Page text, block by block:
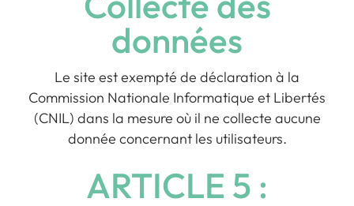
données
Le site est exempté de déclaration à la
Commission Nationale Informatique et Libertés
(CNIL) dans la mesure où il ne collecte aucune
donnée concernant les utilisateurs.
ARTICLE 5 :